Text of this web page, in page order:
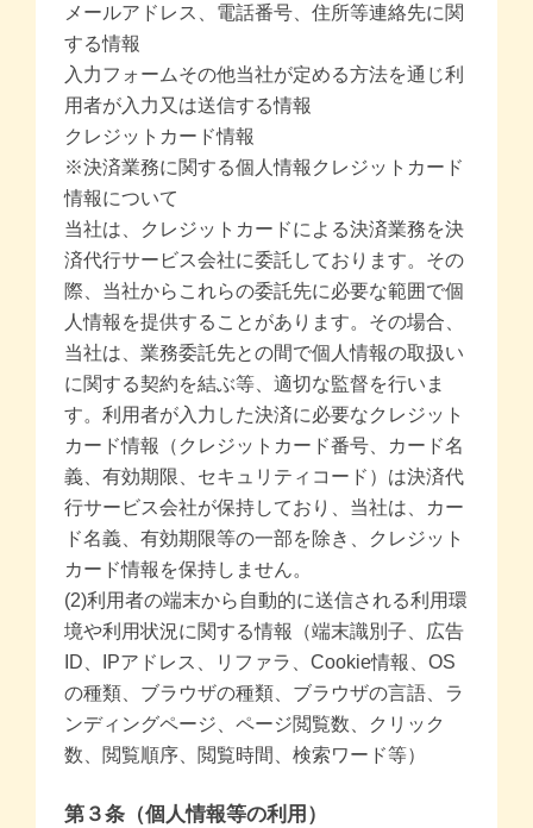
プライバシーポリシー
特定商取引法に基づく表記
メールアドレス、電話番号、住所等連絡先に関
する情報
入力フォームその他当社が定める方法を通じ利
用者が入力又は送信する情報
クレジットカード情報
※決済業務に関する個人情報クレジットカード
情報について
当社は、クレジットカードによる決済業務を決
済代行サービス会社に委託しております。その
際、当社からこれらの委託先に必要な範囲で個
人情報を提供することがあります。その場合、
当社は、業務委託先との間で個人情報の取扱い
に関する契約を結ぶ等、適切な監督を行いま
す。利用者が入力した決済に必要なクレジット
カード情報（クレジットカード番号、カード名
義、有効期限、セキュリティコード）は決済代
行サービス会社が保持しており、当社は、カー
ド名義、有効期限等の一部を除き、クレジット
カード情報を保持しません。
(2)利用者の端末から自動的に送信される利用環
境や利用状況に関する情報（端末識別子、広告
ID、IPアドレス、リファラ、Cookie情報、OS
の種類、ブラウザの種類、ブラウザの言語、ラ
ンディングページ、ページ閲覧数、クリック
数、閲覧順序、閲覧時間、検索ワード等）
第３条（個人情報等の利用）